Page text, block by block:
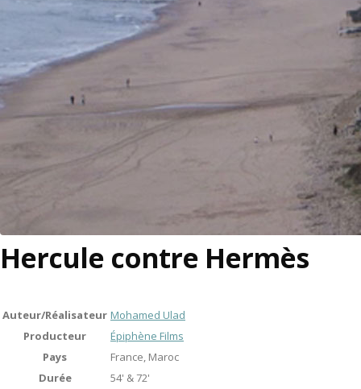
Hercule contre Hermès
Auteur/Réalisateur Mohamed Ulad
Producteur
Épiphène Films
Pays
France, Maroc
Durée
54' & 72'